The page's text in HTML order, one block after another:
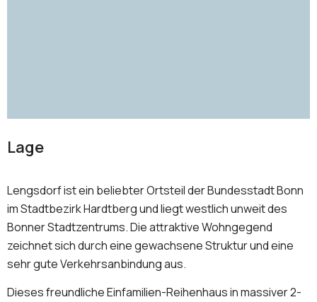
Lage
Lengsdorf ist ein beliebter Ortsteil der Bundesstadt Bonn
im Stadtbezirk Hardtberg und liegt westlich unweit des
Bonner Stadtzentrums. Die attraktive Wohngegend
zeichnet sich durch eine gewachsene Struktur und eine
sehr gute Verkehrsanbindung aus.
Dieses freundliche Einfamilien-Reihenhaus in massiver 2-